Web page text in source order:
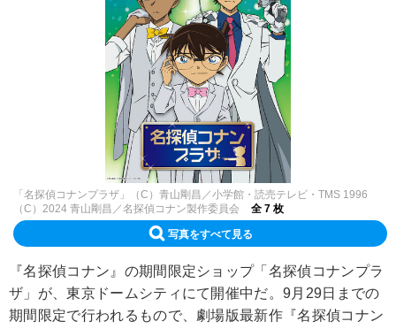
「名探偵コナンプラザ」（C）青山剛昌／小学館・読売テレビ・TMS 1996
（C）2024 青山剛昌／名探偵コナン製作委員会
全 7 枚
写真をすべて見る
『名探偵コナン』の期間限定ショップ「名探偵コナンプラ
ザ」が、東京ドームシティにて開催中だ。9月29日までの
期間限定で行われるもので、劇場版最新作『名探偵コナン